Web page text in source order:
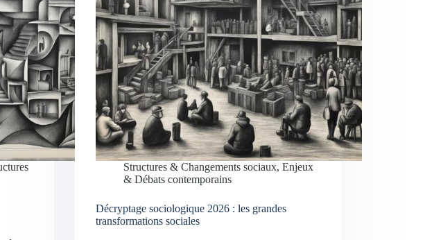
Structures & Changements sociaux,Enjeux
& Débats contemporains
Décryptage sociologique 2026 : les grandes
transformations sociales